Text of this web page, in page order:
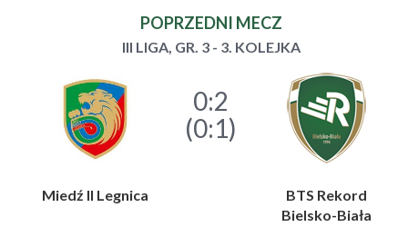
POPRZEDNI MECZ
III LIGA, GR. 3 - 3. KOLEJKA
0:2
(0:1)
Miedź II Legnica
BTS Rekord
Bielsko-Biała